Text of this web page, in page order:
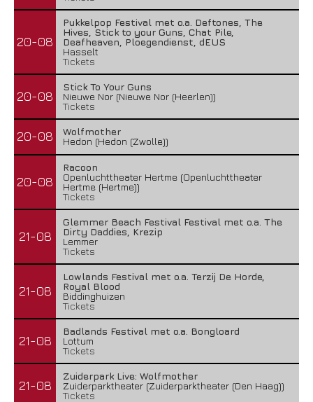
20-08
Pukkelpop Festival met o.a. Deftones, The
Hives, Stick to your Guns, Chat Pile,
Deafheaven, Ploegendienst, dEUS
Hasselt
Tickets
20-08
Stick To Your Guns
Nieuwe Nor (Nieuwe Nor (Heerlen))
Tickets
20-08
Wolfmother
Hedon (Hedon (Zwolle))
20-08
Racoon
Openluchttheater Hertme (Openluchttheater
Hertme (Hertme))
Tickets
21-08
Glemmer Beach Festival Festival met o.a. The
Dirty Daddies, Krezip
Lemmer
Tickets
21-08
Lowlands Festival met o.a. Terzij De Horde,
Royal Blood
Biddinghuizen
Tickets
21-08
Badlands Festival met o.a. Bongloard
Lottum
Tickets
21-08
Zuiderpark Live: Wolfmother
Zuiderparktheater (Zuiderparktheater (Den Haag))
Tickets